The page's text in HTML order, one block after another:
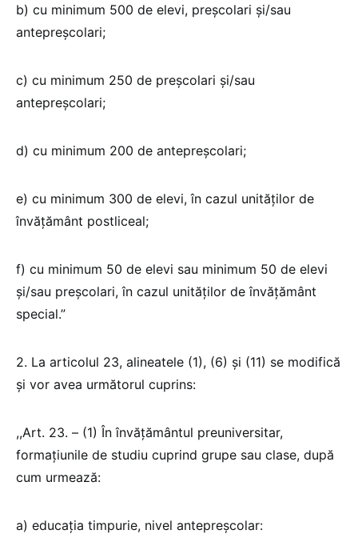
b) cu minimum 500 de elevi, preșcolari și/sau
antepreșcolari;
c) cu minimum 250 de preșcolari și/sau
antepreșcolari;
d) cu minimum 200 de antepreșcolari;
e) cu minimum 300 de elevi, în cazul unităților de
învățământ postliceal;
f) cu minimum 50 de elevi sau minimum 50 de elevi
și/sau preșcolari, în cazul unităților de învățământ
special.”
2. La articolul 23, alineatele (1), (6) și (11) se modifică
și vor avea următorul cuprins:
,,Art. 23. – (1) În învăţământul preuniversitar,
formaţiunile de studiu cuprind grupe sau clase, după
cum urmează:
a) educaţia timpurie, nivel antepreşcolar: